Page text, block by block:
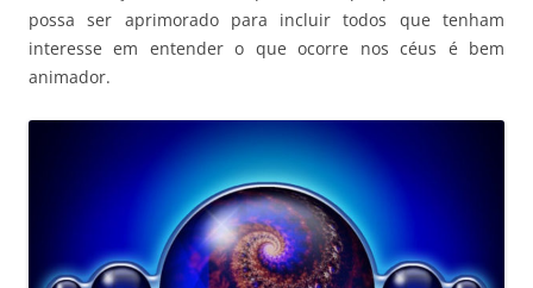
possa ser aprimorado para incluir todos que tenham
interesse em entender o que ocorre nos céus é bem
animador.